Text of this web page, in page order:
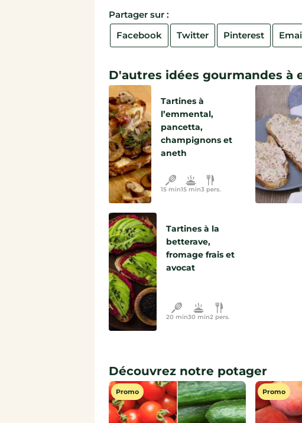
Partager sur :
Facebook
Twitter Pinterest
D'autres idées gourmandes à
Tartines à
l’emmental,
pancetta,
champignons et
aneth
15 min15 min3 pers.
Tartines à la
betterave,
fromage frais et
avocat
20 min30 min2 pers.
Découvrez notre potager
Promo Promo